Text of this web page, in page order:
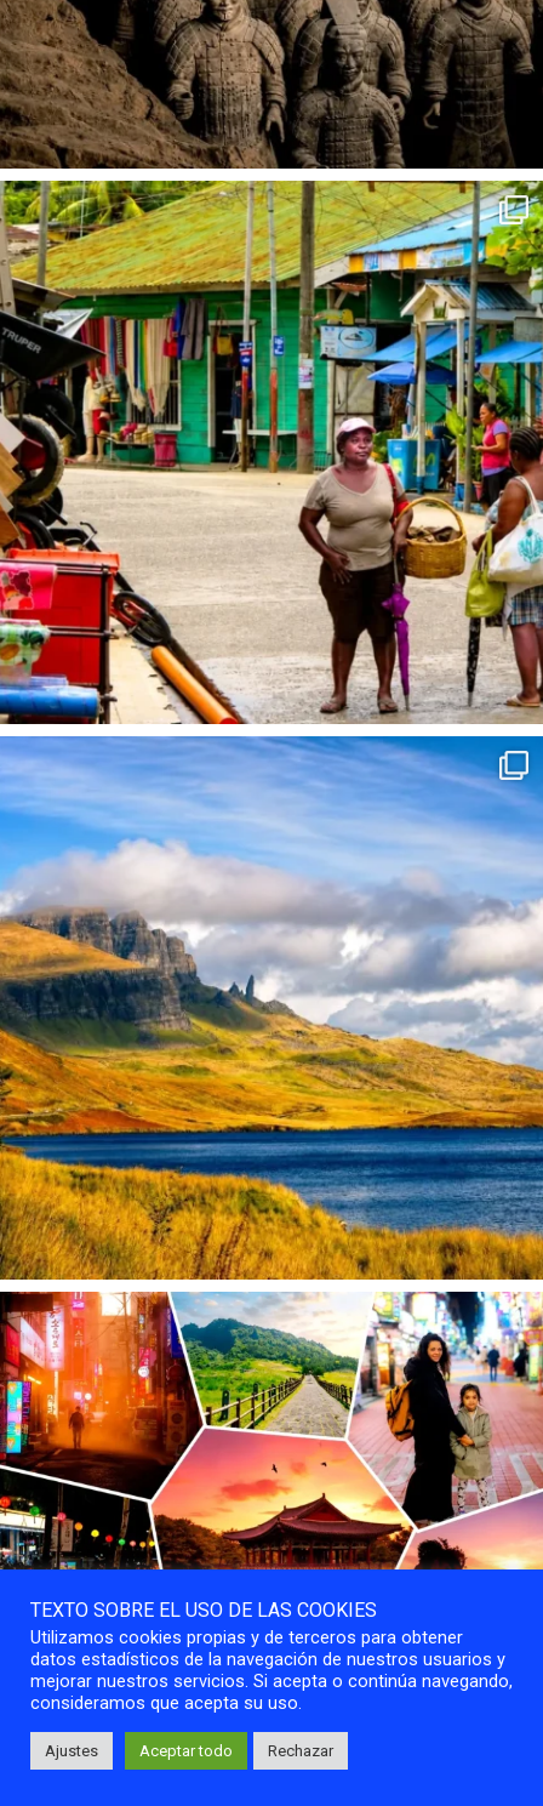
TEXTO SOBRE EL USO DE LAS COOKIES
Utilizamos cookies propias y de terceros para obtener
datos estadísticos de la navegación de nuestros usuarios y
mejorar nuestros servicios. Si acepta o continúa navegando,
consideramos que acepta su uso.
Ajustes Aceptar todo Rechazar